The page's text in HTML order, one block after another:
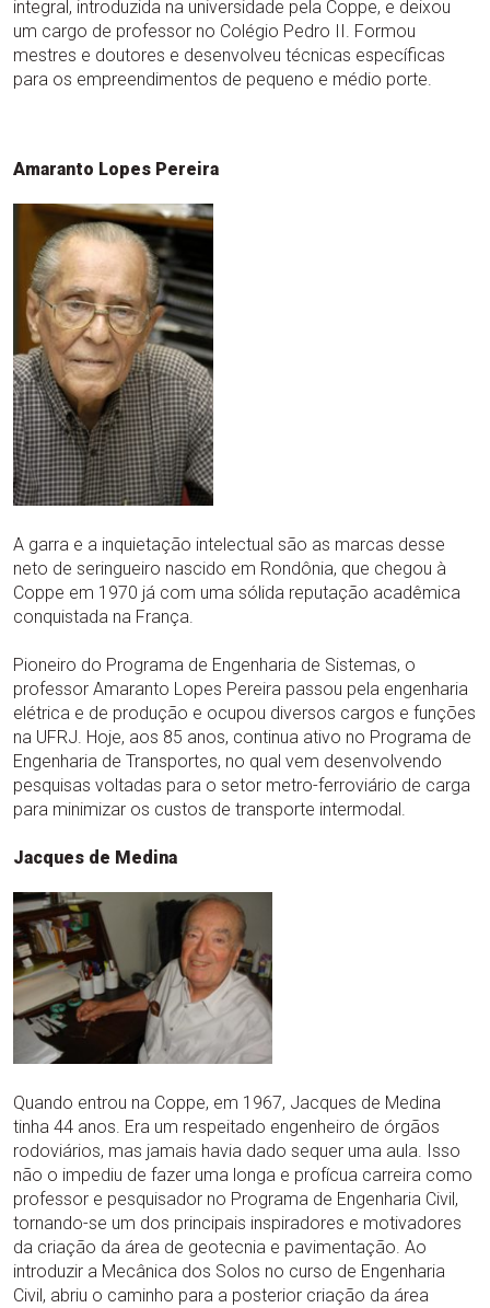
integral, introduzida na universidade pela Coppe, e deixou
um cargo de professor no Colégio Pedro II. Formou
mestres e doutores e desenvolveu técnicas específicas
para os empreendimentos de pequeno e médio porte.
Amaranto Lopes Pereira
A garra e a inquietação intelectual são as marcas desse
neto de seringueiro nascido em Rondônia, que chegou à
Coppe em 1970 já com uma sólida reputação acadêmica
conquistada na França.
Pioneiro do Programa de Engenharia de Sistemas, o
professor Amaranto Lopes Pereira passou pela engenharia
elétrica e de produção e ocupou diversos cargos e funções
na UFRJ. Hoje, aos 85 anos, continua ativo no Programa de
Engenharia de Transportes, no qual vem desenvolvendo
pesquisas voltadas para o setor metro-ferroviário de carga
para minimizar os custos de transporte intermodal.
Jacques de Medina
Quando entrou na Coppe, em 1967, Jacques de Medina
tinha 44 anos. Era um respeitado engenheiro de órgãos
rodoviários, mas jamais havia dado sequer uma aula. Isso
não o impediu de fazer uma longa e profícua carreira como
professor e pesquisador no Programa de Engenharia Civil,
tornando-se um dos principais inspiradores e motivadores
da criação da área de geotecnia e pavimentação. Ao
introduzir a Mecânica dos Solos no curso de Engenharia
Civil, abriu o caminho para a posterior criação da área